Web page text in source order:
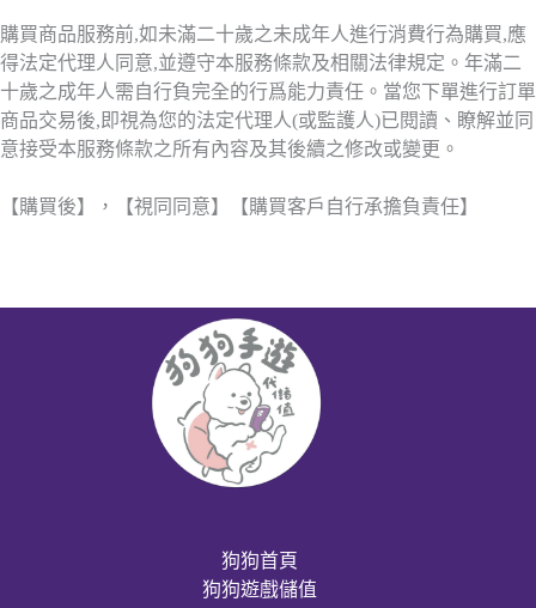
購買商品服務前,如未滿二十歲之未成年人進行消費行為購買,應
得法定代理人同意,並遵守本服務條款及相關法律規定。年滿二
十歲之成年人需自行負完全的行爲能力責任。當您下單進行訂單
商品交易後,即視為您的法定代理人(或監護人)已閱讀、瞭解並同
意接受本服務條款之所有內容及其後續之修改或變更。
【購買後】，【視同同意】【購買客戶自行承擔負責任】
狗狗首頁
狗狗遊戲儲值